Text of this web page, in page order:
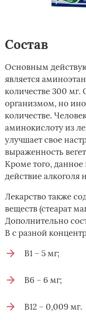
Состав
Основным
является
количестве 300
организмом, но
количестве.
аминокислоту из
улучшает свое
выраженность
Кроме того, данное
действие алкоголя
Лекарство также
веществ (стеарат
Дополнительно
В с разной
В1 – 5 мг;
В6 – 6 мг;
В12 – 0,009 мг.